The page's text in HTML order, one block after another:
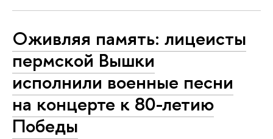
Оживляя память: лицеисты
пермской Вышки
исполнили военные песни
на концерте к 80-летию
Победы